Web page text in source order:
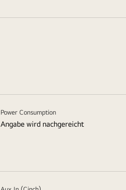
Power Consumption
Angabe wird nachgereicht